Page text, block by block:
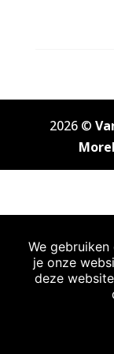
2026 ©
We
je onze
deze